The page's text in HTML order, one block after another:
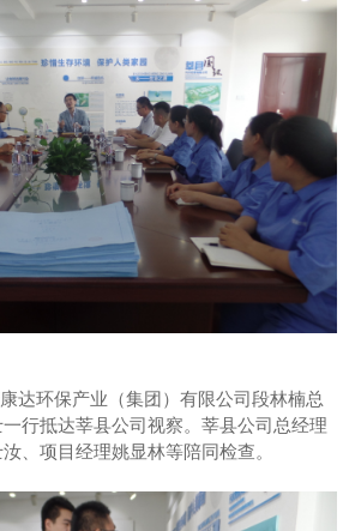
达环保产业（集团）有限公司段林楠总
行抵达莘县公司视察。莘县公司总经理
、项目经理姚显林等陪同检查。